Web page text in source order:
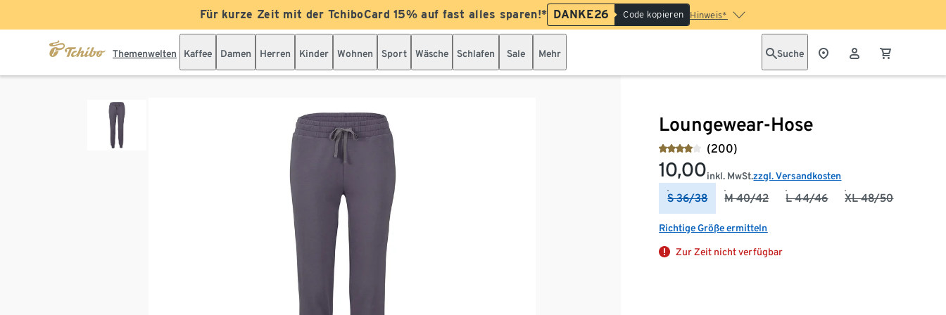
Für kurze Zeit mit der TchiboCard 15% auf fast alles sparen!* DANKE26 Code kopieren Hinweis*
Themenwelten Kaffee Damen Herren Kinder Wohnen Sport Wäsche Schlafen Sale Mehr Suche
Loungewear-Hose
(200)
10,00inkl. MwSt.zzgl. Versandkosten
S 36/38 M 40/42 L 44/46 XL 48/50
Richtige Größe ermitteln
Zur Zeit nicht verfügbar